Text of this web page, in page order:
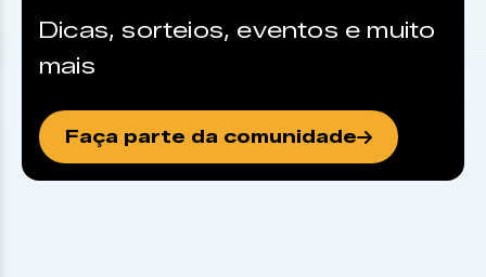
Dicas, sorteios, eventos e muito
mais
Faça parte da comunidade